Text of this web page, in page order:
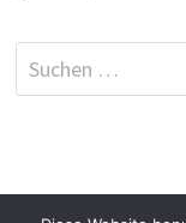
Suche
nach: